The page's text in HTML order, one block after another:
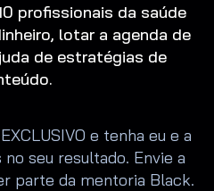
profissionais da saúde
lotar a agenda de
de estratégias de
e tenha eu e a
seu resultado. Envie a
parte da mentoria Black.